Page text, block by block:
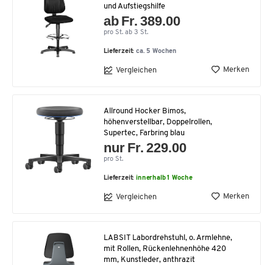
und Aufstiegshilfe
ab Fr. 389.00
pro St. ab 3 St.
Lieferzeit:ca. 5 Wochen
Vergleichen Merken
Allround Hocker Bimos,
höhenverstellbar, Doppelrollen,
Supertec, Farbring blau
nur Fr. 229.00
pro St.
Lieferzeit:innerhalb 1 Woche
Vergleichen Merken
LABSIT Labordrehstuhl, o. Armlehne,
mit Rollen, Rückenlehnenhöhe 420
mm, Kunstleder, anthrazit